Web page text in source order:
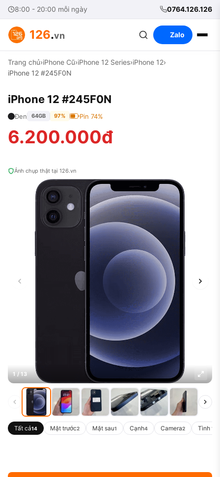
8:00 - 20:00 mỗi ngày 0764.126.126
126.vn Zalo
Trang chủ›iPhone Cũ›iPhone 12 Series›iPhone 12›
iPhone 12 #245F0N
Ảnh chụp thật tại 126.vn
1 / 13
Tất cả14 Mặt trước2 Mặt sau1 Cạnh4 Camera2 Tình
iPhone 12 #245F0N
Đen 64GB 97% Pin 74%
6.200.000đ